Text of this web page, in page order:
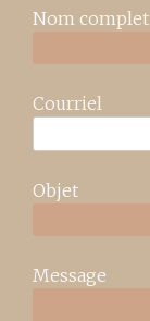
Nom complet
Courriel
Objet
Message